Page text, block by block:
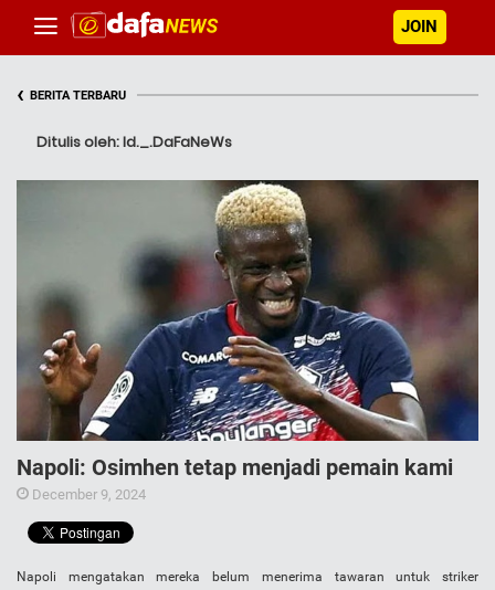
JOIN
‹ BERITA TERBARU
Ditulis oleh: Id._.DaFaNeWs
Napoli: Osimhen tetap menjadi pemain kami
December 9, 2024
Napoli mengatakan mereka belum menerima tawaran untuk striker